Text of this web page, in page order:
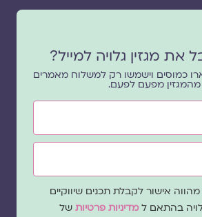
את מגזין גלויה למייל?
כמוסים וישמשו רק למשלוח מאמרים
מהמגזין מפעם לפעם.
אישור לקבלת תכנים שיווקיים
בהתאם ל מדיניות פרטיותשל